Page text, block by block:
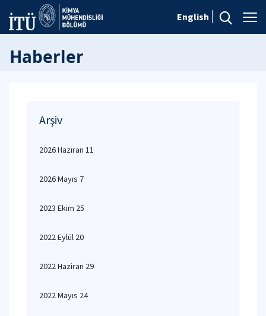
English
Haberler
Arşiv
2026 Haziran 11
2026 Mayıs 7
2023 Ekim 25
2022 Eylül 20
2022 Haziran 29
2022 Mayıs 24